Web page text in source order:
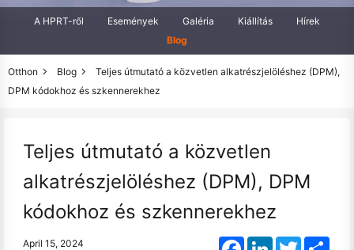
A HPRT-ről Események Galéria Kiállítás
Hírek
Blog
Otthon Blog
Teljes útmutató a közvetlen alkatrészjelöléshez (DPM),
DPM kódokhoz és szkennerekhez
Teljes útmutató a közvetlen
alkatrészjelöléshez (DPM), DPM
kódokhoz és szkennerekhez
April 15, 2024 FacebookLinkedInTwitter